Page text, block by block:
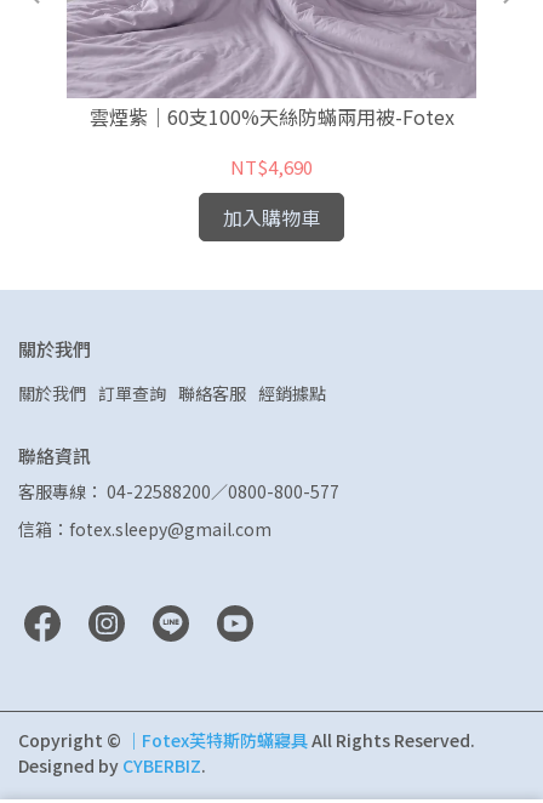
雲煙紫｜60支100%天絲防蟎兩用被-Fotex
NT$4,690
加入購物車
關於我們
關於我們 訂單查詢 聯絡客服 經銷據點
聯絡資訊
客服專線： 04-22588200／0800-800-577
信箱：fotex.sleepy@gmail.com
Copyright © ｜Fotex芙特斯防蟎寢具All Rights Reserved.
Designed by CYBERBIZ.